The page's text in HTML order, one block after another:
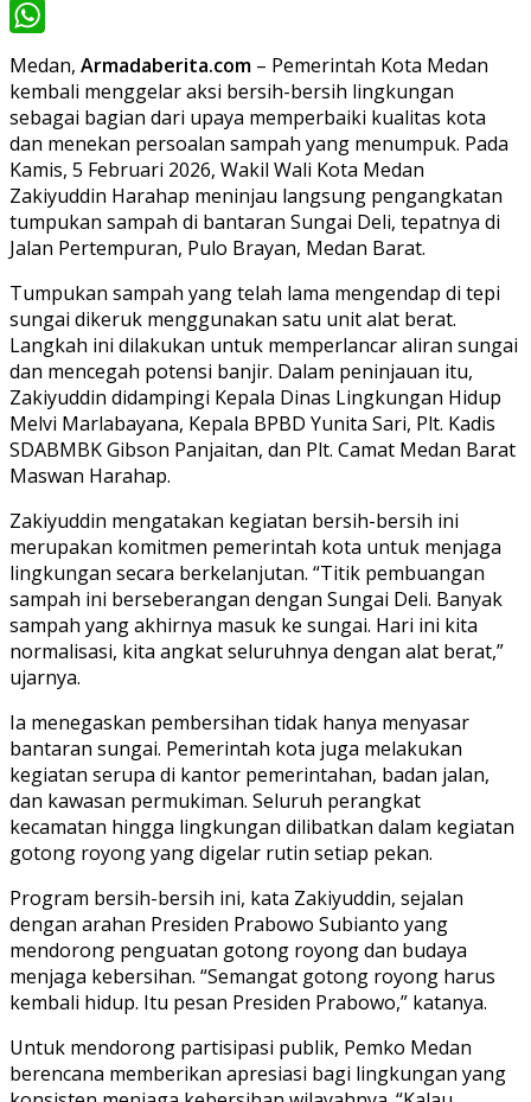
Line
Medan, Armadaberita.com – Pemerintah Kota Medan
kembali menggelar aksi bersih-bersih lingkungan
sebagai bagian dari upaya memperbaiki kualitas kota
dan menekan persoalan sampah yang menumpuk. Pada
Kamis, 5 Februari 2026, Wakil Wali Kota Medan
Zakiyuddin Harahap meninjau langsung pengangkatan
tumpukan sampah di bantaran Sungai Deli, tepatnya di
Jalan Pertempuran, Pulo Brayan, Medan Barat.
Tumpukan sampah yang telah lama mengendap di tepi
sungai dikeruk menggunakan satu unit alat berat.
Langkah ini dilakukan untuk memperlancar aliran sungai
dan mencegah potensi banjir. Dalam peninjauan itu,
Zakiyuddin didampingi Kepala Dinas Lingkungan Hidup
Melvi Marlabayana, Kepala BPBD Yunita Sari, Plt. Kadis
SDABMBK Gibson Panjaitan, dan Plt. Camat Medan Barat
Maswan Harahap.
Zakiyuddin mengatakan kegiatan bersih-bersih ini
merupakan komitmen pemerintah kota untuk menjaga
lingkungan secara berkelanjutan. “Titik pembuangan
sampah ini berseberangan dengan Sungai Deli. Banyak
sampah yang akhirnya masuk ke sungai. Hari ini kita
normalisasi, kita angkat seluruhnya dengan alat berat,”
ujarnya.
Ia menegaskan pembersihan tidak hanya menyasar
bantaran sungai. Pemerintah kota juga melakukan
kegiatan serupa di kantor pemerintahan, badan jalan,
dan kawasan permukiman. Seluruh perangkat
kecamatan hingga lingkungan dilibatkan dalam kegiatan
gotong royong yang digelar rutin setiap pekan.
Program bersih-bersih ini, kata Zakiyuddin, sejalan
dengan arahan Presiden Prabowo Subianto yang
mendorong penguatan gotong royong dan budaya
menjaga kebersihan. “Semangat gotong royong harus
kembali hidup. Itu pesan Presiden Prabowo,” katanya.
Untuk mendorong partisipasi publik, Pemko Medan
berencana memberikan apresiasi bagi lingkungan yang